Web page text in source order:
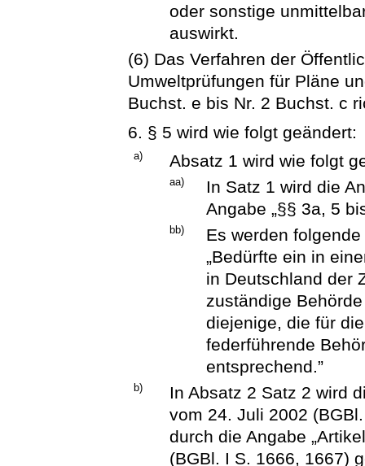
oder sonstige
auswirkt.
(6) Das Verfahren der
Umweltprüfungen für Pläne
Buchst. e bis Nr. 2 Buchst. c
6. § 5 wird wie folgt geändert:
a) Absatz 1 wird wie folgt
aa)
In Satz 1 wird die
Angabe „§§ 3a, 5
bb)
Es werden
„Bedürfte ein in
in Deutschland der
zuständige
diejenige, die für
federführende
entsprechend.”
b)
In Absatz 2 Satz 2 wird
vom 24. Juli 2002
durch die Angabe
(BGBl. I S. 1666, 1667)